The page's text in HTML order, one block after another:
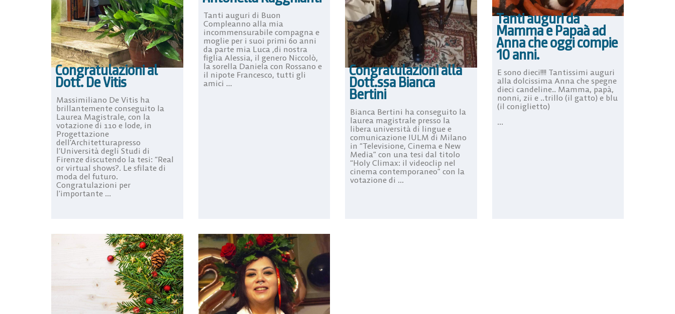
Congratulazioni al
Dott. De Vitis
Massimiliano De Vitis ha
brillantemente conseguito la
Laurea Magistrale, con la
votazione di 110 e lode, in
Progettazione
dell’Architetturapresso
l’Università degli Studi di
Firenze discutendo la tesi: “Real
or virtual shows?. Le sfilate di
moda del futuro.
Congratulazioni per
l’importante ...
Tanti auguri di Buon
Compleanno alla mia
incommensurabile compagna e
moglie per i suoi primi 60 anni
da parte mia Luca ,di nostra
figlia Alessia, il genero Niccolò,
la sorella Daniela con Rossano e
il nipote Francesco, tutti gli
amici ...
Congratulazioni alla
Dott.ssa Bianca
Bertini
Bianca Bertini ha conseguito la
laurea magistrale presso la
libera università di lingue e
comunicazione IULM di Milano
in “Televisione, Cinema e New
Media” con una tesi dal titolo
“Holy Climax: il videoclip nel
cinema contemporaneo” con la
votazione di ...
Tanti auguri da
Mamma e Papaà ad
Anna che oggi compie
10 anni.
E sono dieci!!!! Tantissimi auguri
alla dolcissima Anna che spegne
dieci candeline.. Mamma, papà,
nonni, zii e ..trillo (il gatto) e blu
(il coniglietto)
...